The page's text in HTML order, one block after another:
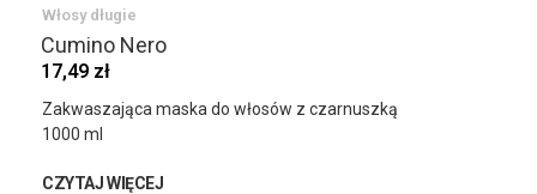
Włosy długie
Cumino Nero
17,49 zł
Zakwaszająca maska do włosów z czarnuszką
1000 ml
CZYTAJ WIĘCEJ